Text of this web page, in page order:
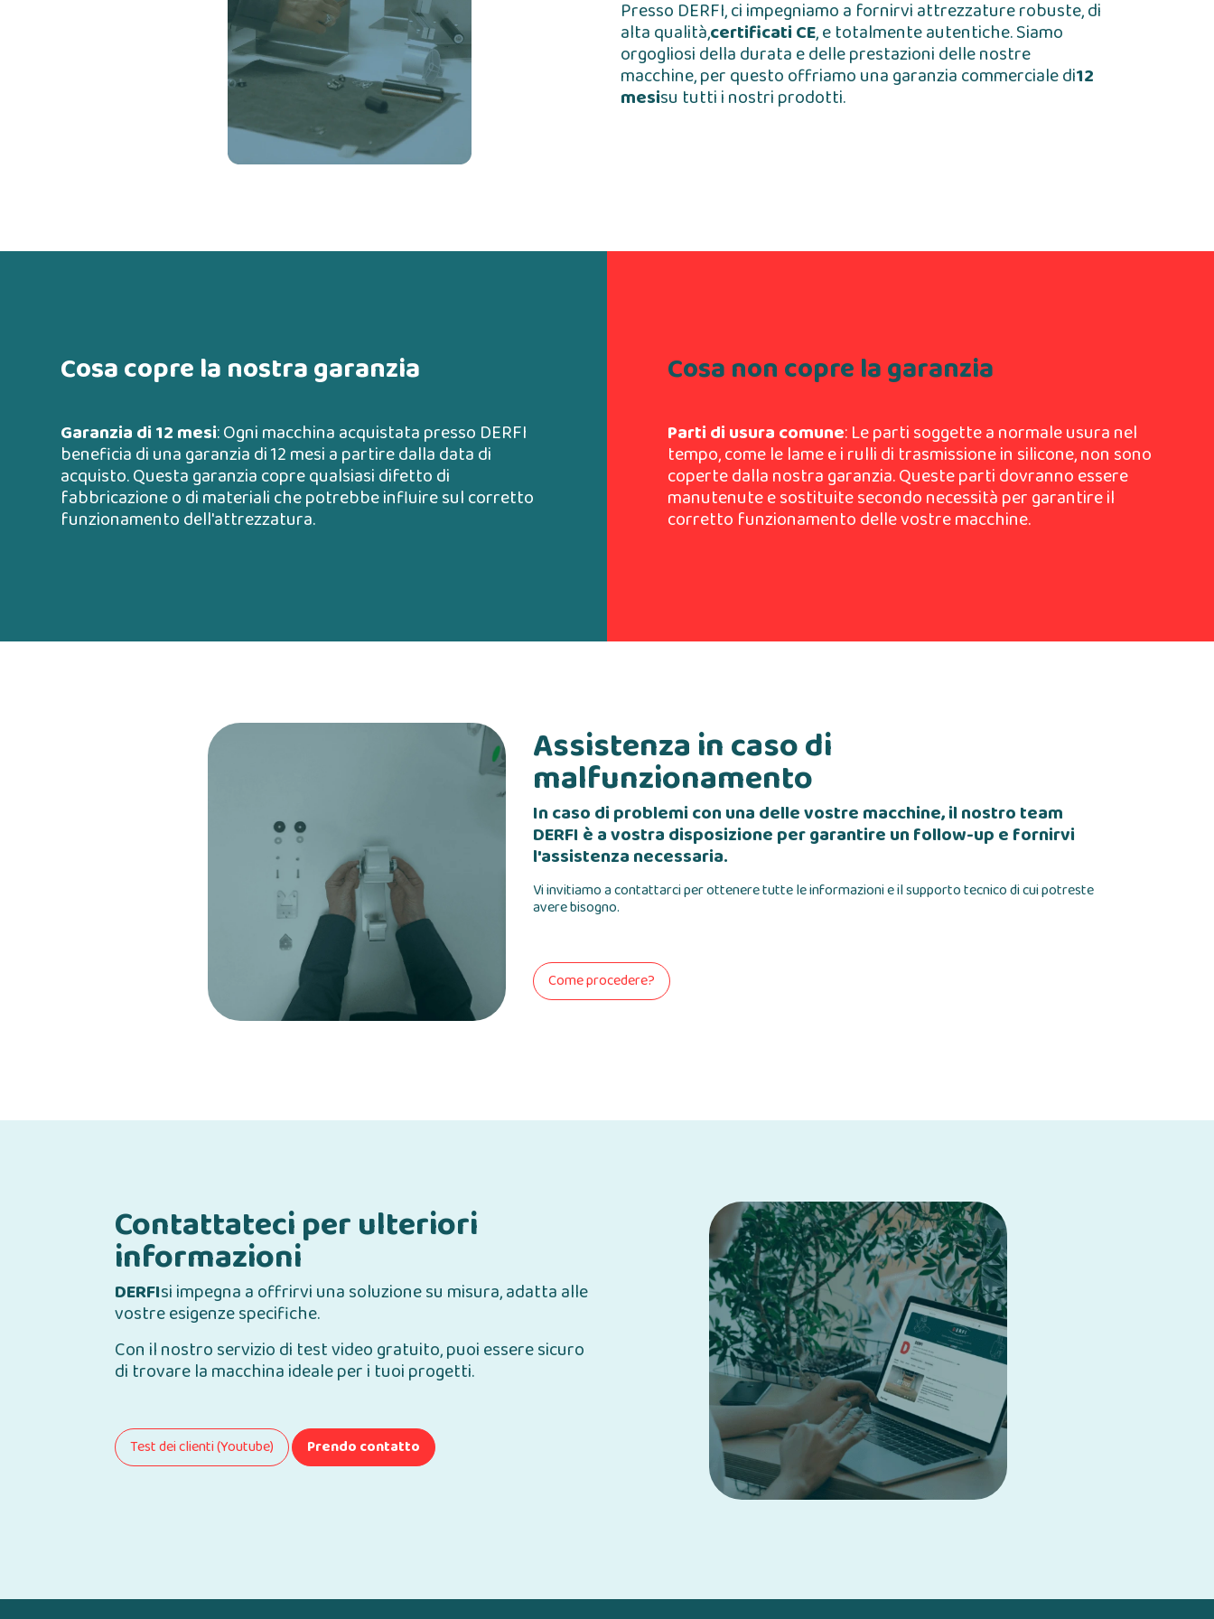
Presso DERFI, ci impegniamo a fornirvi attrezzature robuste, di
alta qualità,certificati CE, e totalmente autentiche. Siamo
orgogliosi della durata e delle prestazioni delle nostre
macchine, per questo offriamo una garanzia commerciale di12
mesisu tutti i nostri prodotti.
Cosa copre la nostra garanzia
Garanzia di 12 mesi: Ogni macchina acquistata presso DERFI
beneficia di una garanzia di 12 mesi a partire dalla data di
acquisto. Questa garanzia copre qualsiasi difetto di
fabbricazione o di materiali che potrebbe influire sul corretto
funzionamento dell'attrezzatura.
Cosa non copre la garanzia
Parti di usura comune: Le parti soggette a normale usura nel
tempo, come le lame e i rulli di trasmissione in silicone, non sono
coperte dalla nostra garanzia. Queste parti dovranno essere
manutenute e sostituite secondo necessità per garantire il
corretto funzionamento delle vostre macchine.
Assistenza in caso di
malfunzionamento
In caso di problemi con una delle vostre macchine, il nostro team
DERFI è a vostra disposizione per garantire un follow-up e fornirvi
l'assistenza necessaria.
Vi invitiamo a contattarci per ottenere tutte le informazioni e il supporto tecnico di cui potreste
avere bisogno.
Come procedere?
Contattateci per ulteriori
informazioni
DERFIsi impegna a offrirvi una soluzione su misura, adatta alle
vostre esigenze specifiche.
Con il nostro servizio di test video gratuito, puoi essere sicuro
di trovare la macchina ideale per i tuoi progetti.
Test dei clienti (Youtube) Prendo contatto